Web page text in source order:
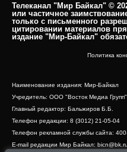
Телеканал "Мир Байкал" ©
или частичное
только с письменного
цитировании материалов
издание "Мир-Байкал"
Политика
Наименование издания: Мир-Байкал
Учредитель: ООО "Восток Медиа Групп"
Главный редактор: Бальжиров Б.Б.
Телефон редакции: 8 (3012) 21-05-04
Телефон рекламной службы сайта:
E-mail редакции Мир Байкал: bicn@bk.ru